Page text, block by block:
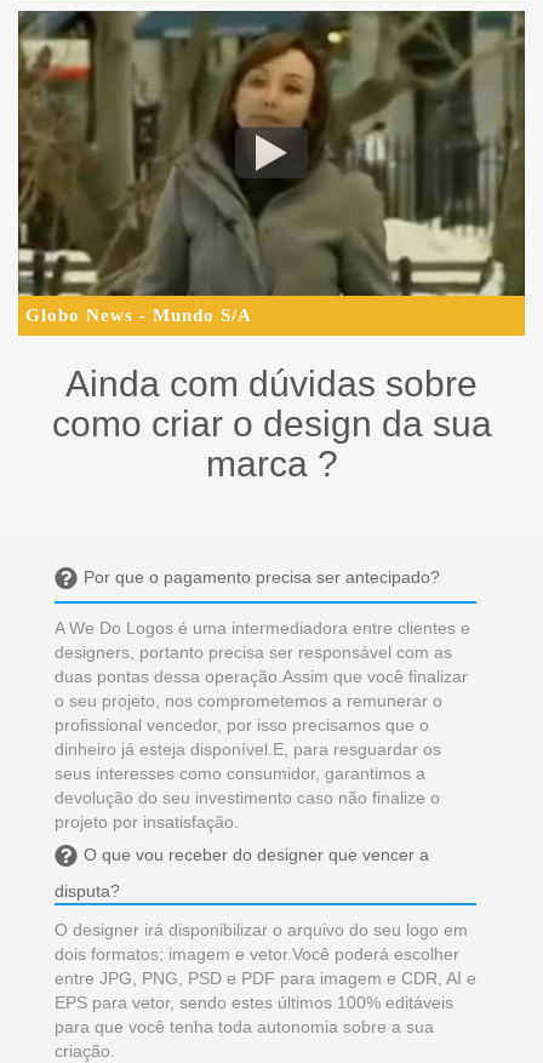
Globo News - Mundo S/A
Ainda com dúvidas sobre
como criar o design da sua
marca ?
Por que o pagamento precisa ser antecipado?
A We Do Logos é uma intermediadora entre clientes e
designers, portanto precisa ser responsável com as
duas pontas dessa operação.Assim que você finalizar
o seu projeto, nos comprometemos a remunerar o
profissional vencedor, por isso precisamos que o
dinheiro já esteja disponível.E, para resguardar os
seus interesses como consumidor, garantimos a
devolução do seu investimento caso não finalize o
projeto por insatisfação.
O que vou receber do designer que vencer a
disputa?
O designer irá disponibilizar o arquivo do seu logo em
dois formatos; imagem e vetor.Você poderá escolher
entre JPG, PNG, PSD e PDF para imagem e CDR, AI e
EPS para vetor, sendo estes últimos 100% editáveis
para que você tenha toda autonomia sobre a sua
criação.